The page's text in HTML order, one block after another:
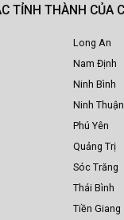
TỈNH THÀNH CỦA
Long An
Nam Định
Ninh Bình
Ninh Thuận
Phú Yên
Quảng Trị
Sóc Trăng
Thái Bình
Tiền Giang